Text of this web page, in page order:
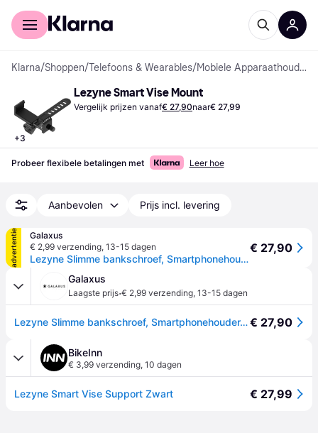
Voor shoppers
Klarna/Shoppen/Telefoons & Wearables/ Mobiele Apparaathouders
+3
Lezyne Smart Vise Mount
Vergelijk prijzen vanaf€ 27,90naar€ 27,99
Probeer flexibele betalingen met Leer hoe
Aanbevolen Prijs incl. levering
advertentie
Galaxus
€ 2,99 verzending, 13-15 dagen
Lezyne Slimme bankschroef, Smartphonehouder, Zwart
€ 27,90
Galaxus
Laagste prijs·€ 2,99 verzending, 13-15 dagen
Lezyne Slimme bankschroef, Smartphonehouder, Zwart€ 27,90
BikeInn
€ 3,99 verzending, 10 dagen
Lezyne Smart Vise Support Zwart € 27,99